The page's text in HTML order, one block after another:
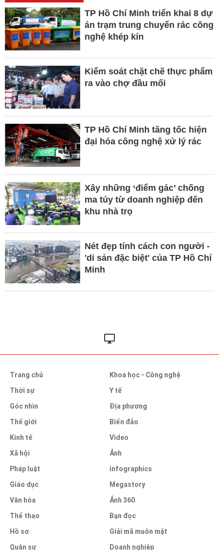
TP Hồ Chí Minh triển khai 8 dự
án trạm trung chuyển rác công
nghệ khép kín
Kiểm soát chặt chẽ thực phẩm
ra vào chợ đầu mối
TP Hồ Chí Minh tăng tốc hiện
đại hóa công nghệ xử lý rác
Xây những ‘điểm gác’ chống
ma túy từ doanh nghiệp đến
khu nhà trọ
Nét đẹp tính cách con người -
'di sản đặc biệt' của TP Hồ Chí
Minh
Trang chủ
Thời sự
Góc nhìn
Thế giới
Kinh tế
Xã hội
Pháp luật
Giáo dục
Văn hóa
Thể thao
Hồ sơ
Quân sự
Khoa học - Công nghệ
Y tế
Địa phương
Biển đảo
Video
Ảnh
infographics
Megastory
Ảnh 360
Bạn đọc
Giải mã muôn mặt
Doanh nghiệp